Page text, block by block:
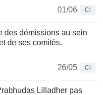
01/06
CI
des démissions au sein
de ses comités,
26/05
CI
Lilladher pas